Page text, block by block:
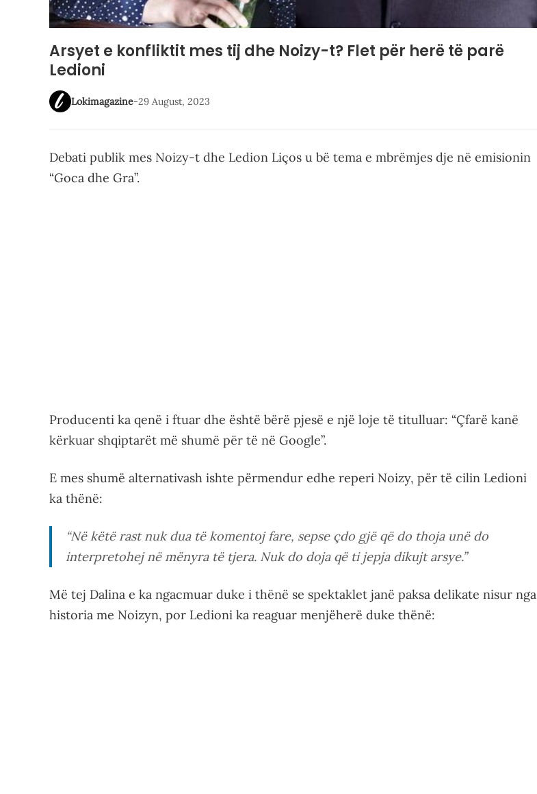
Arsyet e konfliktit mes tij dhe Noizy-t? Flet për herë të parë
Ledioni
Lokimagazine-29 August, 2023
Debati publik mes Noizy-t dhe Ledion Liços u bë tema e mbrëmjes dje në emisionin
“Goca dhe Gra”.
Producenti ka qenë i ftuar dhe është bërë pjesë e një loje të titulluar: “Çfarë kanë
kërkuar shqiptarët më shumë për të në Google”.
E mes shumë alternativash ishte përmendur edhe reperi Noizy, për të cilin Ledioni
ka thënë:
“Në këtë rast nuk dua të komentoj fare, sepse çdo gjë që do thoja unë do
interpretohej në mënyra të tjera. Nuk do doja që ti jepja dikujt arsye.”
Më tej Dalina e ka ngacmuar duke i thënë se spektaklet janë paksa delikate nisur nga
historia me Noizyn, por Ledioni ka reaguar menjëherë duke thënë: